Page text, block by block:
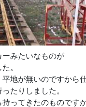
みたいなものが
。
地が無いのですから
たりしました。
ってきたのものですが